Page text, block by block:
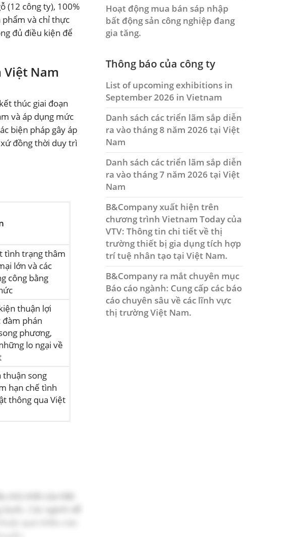
(12 công ty), 100%
phẩm và chỉ thực
đủ điều kiện để
Việt Nam
thúc giai đoạn
và áp dụng mức
biện pháp gây áp
đồng thời duy trì
tình trạng thâm
lớn và các
công bằng
thuận lợi
đàm phán
phương,
lo ngại về
thuận song
hạn chế tình
thông qua Việt
chủ chốt của Việt
Các ngành dễ
Hoạt động mua bán sáp nhập
bất động sản công nghiệp đang
gia tăng.
Thông báo của công ty
List of upcoming exhibitions in
September 2026 in Vietnam
Danh sách các triển lãm sắp diễn
ra vào tháng 8 năm 2026 tại Việt
Nam
Danh sách các triển lãm sắp diễn
ra vào tháng 7 năm 2026 tại Việt
Nam
B&Company xuất hiện trên
chương trình Vietnam Today của
VTV: Thông tin chi tiết về thị
trường thiết bị gia dụng tích hợp
trí tuệ nhân tạo tại Việt Nam.
B&Company ra mắt chuyên mục
Báo cáo ngành: Cung cấp các báo
cáo chuyên sâu về các lĩnh vực
thị trường Việt Nam.